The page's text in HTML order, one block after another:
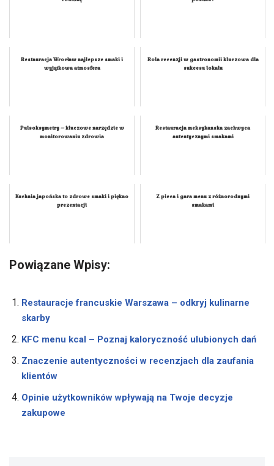
Restauracja Wrocław najlepsze smaki i
wyjątkowa atmosfera
Rola recenzji w gastronomii kluczowa dla
sukcesu lokalu
Pulsoksymetry – kluczowe narzędzie w
monitorowaniu zdrowia
Restauracja meksykanska zachwyca
autentycznymi smakami
Kuchnia japońska to zdrowe smaki i piękno
prezentacji
Z pieca i gara menu z różnorodnymi
smakami
Powiązane Wpisy:
Restauracje francuskie Warszawa – odkryj kulinarne
skarby
KFC menu kcal – Poznaj kaloryczność ulubionych dań
Znaczenie autentyczności w recenzjach dla zaufania
klientów
Opinie użytkowników wpływają na Twoje decyzje
zakupowe